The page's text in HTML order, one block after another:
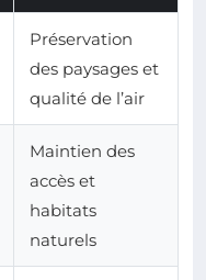
Préservation
des paysages et
qualité de l’air
Maintien des
accès et
habitats
naturels